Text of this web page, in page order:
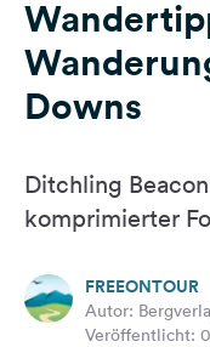
Feedback
Sprache:
uns
auf
Facebook
Downs
Ditchling
komprimierter
FREEONTOUR
Autor:
Veröffentlicht: